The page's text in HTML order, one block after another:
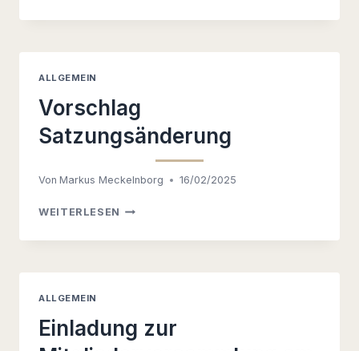
KANN
ALLGEMEIN
Vorschlag
Satzungsänderung
Von Markus Meckelnborg 16/02/2025
WEITERLESEN VORSCHLAG
ALLGEMEIN
Einladung zur